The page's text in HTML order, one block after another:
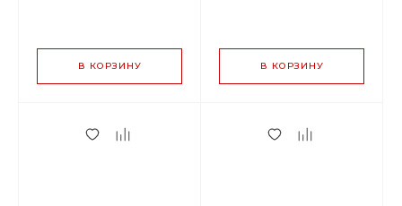
В КОРЗИНУ В КОРЗИНУ